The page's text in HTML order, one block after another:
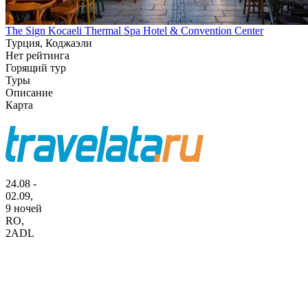
The Sign Kocaeli Thermal Spa Hotel & Convention Center
Турция, Коджаэли
Нет рейтинга
Горящий тур
Туры
Описание
Карта
24.08 -
02.09,
9 ночей
RO,
2ADL